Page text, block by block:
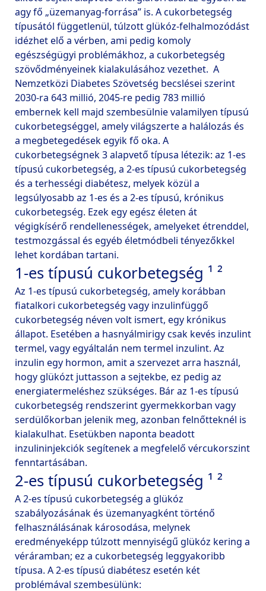
agy fő „üzemanyag-forrása” is. A cukorbetegség
típusától függetlenül, túlzott glükóz-felhalmozódást
idézhet elő a vérben, ami pedig komoly
egészségügyi problémákhoz, a cukorbetegség
szövődményeinek kialakulásához vezethet.  A
Nemzetközi Diabetes Szövetség becslései szerint
2030-ra 643 millió, 2045-re pedig 783 millió
embernek kell majd szembesülnie valamilyen típusú
cukorbetegséggel, amely világszerte a halálozás és
a megbetegedések egyik fő oka. A
cukorbetegségnek 3 alapvető típusa létezik: az 1-es
típusú cukorbetegség, a 2-es típusú cukorbetegség
és a terhességi diabétesz, melyek közül a
legsúlyosabb az 1-es és a 2-es típusú, krónikus
cukorbetegség. Ezek egy egész életen át
végigkísérő rendellenességek, amelyeket étrenddel,
testmozgással és egyéb életmódbeli tényezőkkel
1-es típusú cukorbetegség ¹ ²
Az 1-es típusú cukorbetegség, amely korábban
fiatalkori cukorbetegség vagy inzulinfüggő
cukorbetegség néven volt ismert, egy krónikus
állapot. Esetében a hasnyálmirigy csak kevés inzulint
termel, vagy egyáltalán nem termel inzulint. Az
inzulin egy hormon, amit a szervezet arra használ,
hogy glükózt juttasson a sejtekbe, ez pedig az
energiatermeléshez szükséges. Bár az 1-es típusú
cukorbetegség rendszerint gyermekkorban vagy
serdülőkorban jelenik meg, azonban felnőtteknél is
kialakulhat. Esetükben naponta beadott
inzulininjekciók segítenek a megfelelő vércukorszint
2-es típusú cukorbetegség ¹ ²
A 2-es típusú cukorbetegség a glükóz
szabályozásának és üzemanyagként történő
felhasználásának károsodása, melynek
eredményeképp túlzott mennyiségű glükóz kering a
véráramban; ez a cukorbetegség leggyakoribb
típusa. A 2-es típusú diabétesz esetén két